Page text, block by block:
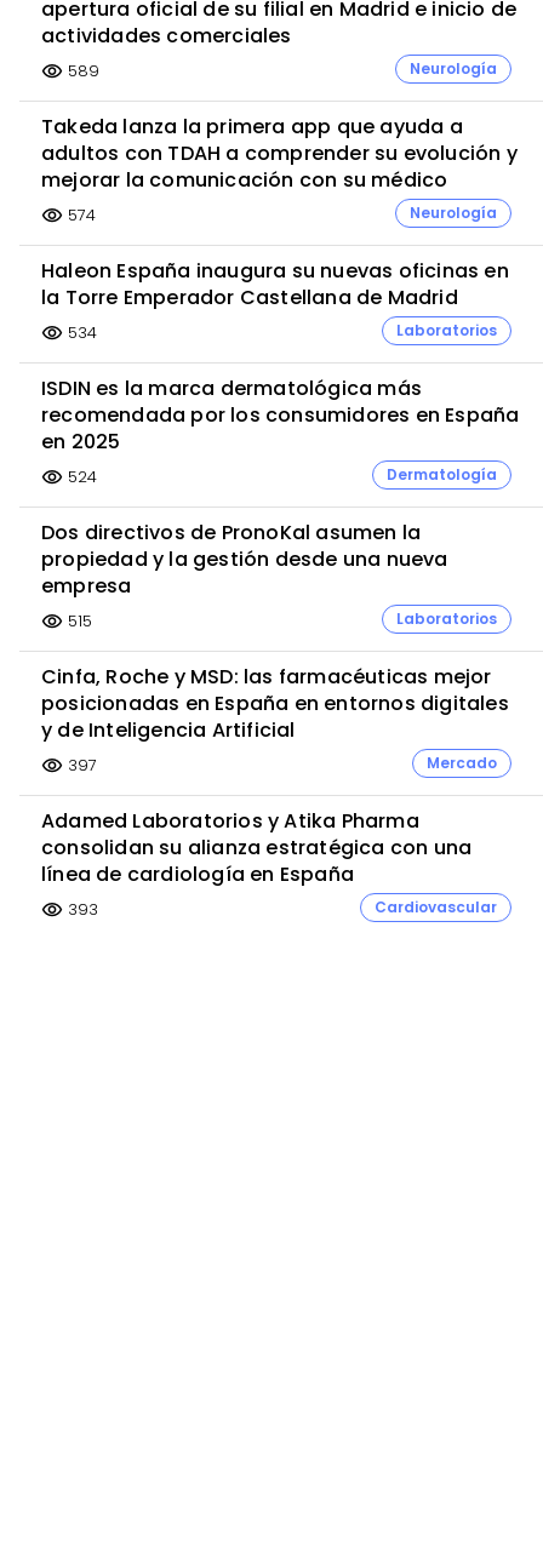
apertura oficial de su filial en Madrid e inicio de
actividades comerciales
visibility 589 Neurología
Takeda lanza la primera app que ayuda a
adultos con TDAH a comprender su evolución y
mejorar la comunicación con su médico
visibility 574 Neurología
Haleon España inaugura su nuevas oficinas en
la Torre Emperador Castellana de Madrid
visibility 534 Laboratorios
ISDIN es la marca dermatológica más
recomendada por los consumidores en España
en 2025
visibility 524 Dermatología
Dos directivos de PronoKal asumen la
propiedad y la gestión desde una nueva
empresa
visibility 515 Laboratorios
Cinfa, Roche y MSD: las farmacéuticas mejor
posicionadas en España en entornos digitales
y de Inteligencia Artificial
visibility 397 Mercado
Adamed Laboratorios y Atika Pharma
consolidan su alianza estratégica con una
línea de cardiología en España
visibility 393 Cardiovascular